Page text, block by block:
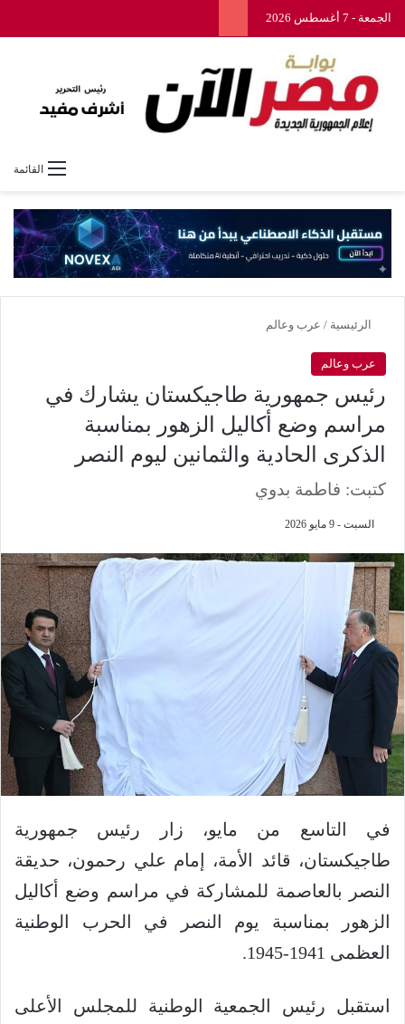
الجمعة - 7 أغسطس 2026
القائمة
الرئيسية / عرب وعالم
عرب وعالم
رئيس جمهورية طاجيكستان يشارك في
مراسم وضع أكاليل الزهور بمناسبة
الذكرى الحادية والثمانين ليوم النصر
كتبت: فاطمة بدوي
السبت - 9 مايو 2026
في التاسع من مايو، زار رئيس جمهورية
طاجيكستان، قائد الأمة، إمام علي رحمون، حديقة
النصر بالعاصمة للمشاركة في مراسم وضع أكاليل
الزهور بمناسبة يوم النصر في الحرب الوطنية
العظمى 1941-1945.
استقبل رئيس الجمعية الوطنية للمجلس الأعلى